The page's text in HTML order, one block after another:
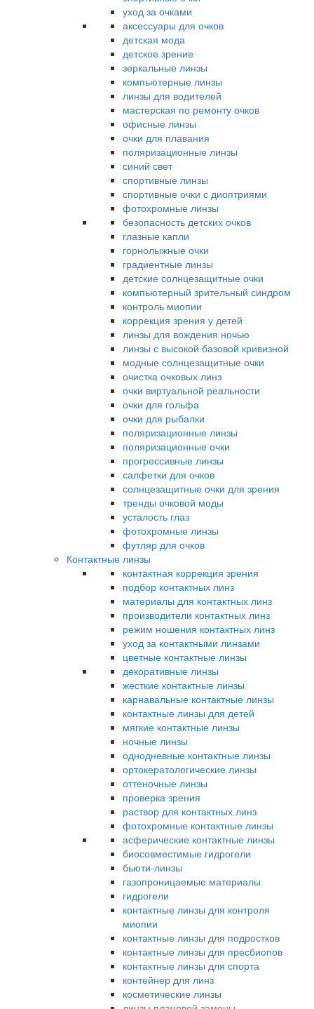
уход за очками
аксессуары для очков
детская мода
детское зрение
зеркальные линзы
компьютерные линзы
линзы для водителей
мастерская по ремонту очков
офисные линзы
очки для плавания
поляризационные линзы
синий свет
спортивные линзы
спортивные очки с диоптриями
фотохромные линзы
безопасность детских очков
глазные капли
горнолыжные очки
градиентные линзы
детские солнцезащитные очки
компьютерный зрительный синдром
контроль миопии
коррекция зрения у детей
линзы для вождения ночью
линзы с высокой базовой кривизной
модные солнцезащитные очки
очистка очковых линз
очки виртуальной реальности
очки для гольфа
очки для рыбалки
поляризационные линзы
поляризационные очки
прогрессивные линзы
салфетки для очков
солнцезащитные очки для зрения
тренды очковой моды
усталость глаз
фотохромные линзы
футляр для очков
Контактные линзы
контактная коррекция зрения
подбор контактных линз
материалы для контактных линз
производители контактных линз
режим ношения контактных линз
уход за контактными линзами
цветные контактные линзы
декоративные линзы
жесткие контактные линзы
карнавальные контактные линзы
контактные линзы для детей
мягкие контактные линзы
ночные линзы
однодневные контактные линзы
ортокератологические линзы
оттеночные линзы
проверка зрения
раствор для контактных линз
фотохромные контактные линзы
асферические контактные линзы
биосовместимые гидрогели
бьюти-линзы
газопроницаемые материалы
гидрогели
контактные линзы для контроля
миопии
контактные линзы для подростков
контактные линзы для пресбиопов
контактные линзы для спорта
контейнер для линз
косметические линзы